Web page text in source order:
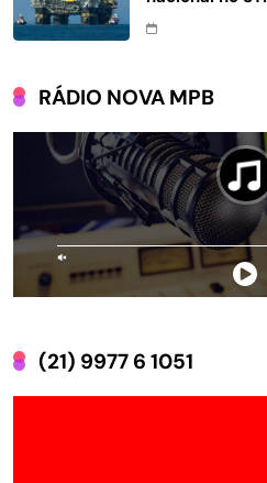
RÁDIO NOVA MPB
(21) 9977 6 1051